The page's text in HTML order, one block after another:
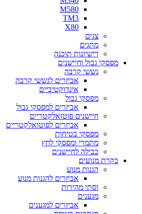
M580
TM3
X80
צגים
מתגים
רישיונות תוכנה
מפסקי גבול וחיישנים
גששי קרבה
אביזרים לגששי קרבה
אינדוקטיביים
מפסקי גבול
אביזרים למפסקי גבול
חיישנים פוטואלקטריים
אביזרים לפוטואלקטריים
מפסקי בטיחות
מתמרי ומפסקי לחץ
כבילה לחיישנים
בקרת מנועים
הגנות מנוע
אביזרים להגנות מנוע
וסתי מהירות
מגענים
אביזרים למגענים